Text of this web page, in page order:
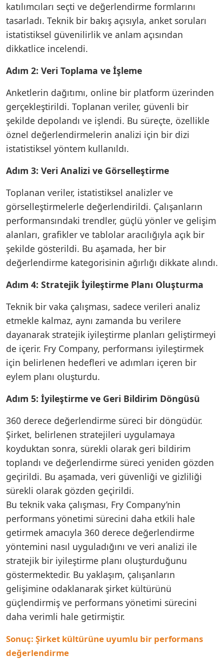
katılımcıları seçti ve değerlendirme formlarını
tasarladı. Teknik bir bakış açısıyla, anket soruları
istatistiksel güvenilirlik ve anlam açısından
dikkatlice incelendi.
Adım 2: Veri Toplama ve İşleme
Anketlerin dağıtımı, online bir platform üzerinden
gerçekleştirildi. Toplanan veriler, güvenli bir
şekilde depolandı ve işlendi. Bu süreçte, özellikle
öznel değerlendirmelerin analizi için bir dizi
istatistiksel yöntem kullanıldı.
Adım 3: Veri Analizi ve Görselleştirme
Toplanan veriler, istatistiksel analizler ve
görselleştirmelerle değerlendirildi. Çalışanların
performansındaki trendler, güçlü yönler ve gelişim
alanları, grafikler ve tablolar aracılığıyla açık bir
şekilde gösterildi. Bu aşamada, her bir
değerlendirme kategorisinin ağırlığı dikkate alındı.
Adım 4: Stratejik İyileştirme Planı Oluşturma
Teknik bir vaka çalışması, sadece verileri analiz
etmekle kalmaz, aynı zamanda bu verilere
dayanarak stratejik iyileştirme planları geliştirmeyi
de içerir. Fry Company, performansı iyileştirmek
için belirlenen hedefleri ve adımları içeren bir
eylem planı oluşturdu.
Adım 5: İyileştirme ve Geri Bildirim Döngüsü
360 derece değerlendirme süreci bir döngüdür.
Şirket, belirlenen stratejileri uygulamaya
koyduktan sonra, sürekli olarak geri bildirim
toplandı ve değerlendirme süreci yeniden gözden
geçirildi. Bu aşamada, veri güvenliği ve gizliliği
sürekli olarak gözden geçirildi.
Bu teknik vaka çalışması, Fry Company’nin
performans yönetimi sürecini daha etkili hale
getirmek amacıyla 360 derece değerlendirme
yöntemini nasıl uyguladığını ve veri analizi ile
stratejik bir iyileştirme planı oluşturduğunu
göstermektedir. Bu yaklaşım, çalışanların
gelişimine odaklanarak şirket kültürünü
güçlendirmiş ve performans yönetimi sürecini
daha verimli hale getirmiştir.
Sonuç: Şirket kültürüne uyumlu bir performans
değerlendirme